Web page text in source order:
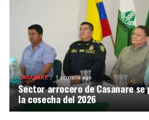
CASANARE 1 semana ago
Sector arrocero de Casanare
la cosecha del 2026